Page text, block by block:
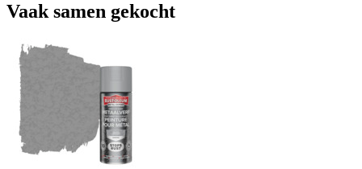
Vaak samen gekocht